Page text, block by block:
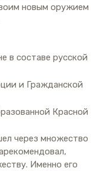
новым оружием
в составе русской
и Гражданской
Красной
через множество
Именно его